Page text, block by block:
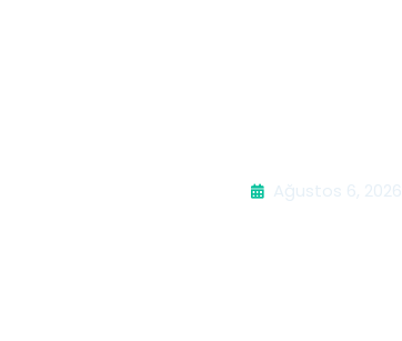
Ağustos 6, 2026